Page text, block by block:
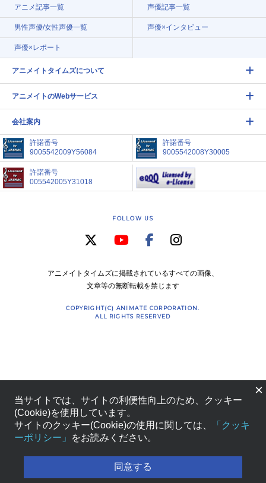
アニメ記事一覧 声優記事一覧
男性声優/女性声優一覧 声優×インタビュー
声優×レポート
アニメイトタイムズについて
アニメイトのWebサービス
会社案内
許諾番号
9005542009Y56084
許諾番号
9005542008Y30005
許諾番号
005542005Y31018
FOLLOW US
アニメイトタイムズに掲載されているすべての画像、
文章等の無断転載を禁じます
COPYRIGHT(C) ANIMATE CORPORATION.
ALL RIGHTS RESERVED
×
当サイトでは、サイトの利便性向上のため、クッキー
(Cookie)を使用しています。
サイトのクッキー(Cookie)の使用に関しては、
「クッキ
ーポリシー」
をお読みください。
同意する